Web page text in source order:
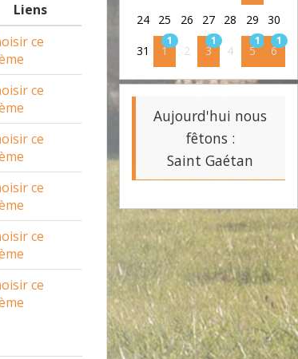
Liens
ce
ce
ce
ce
ce
ce
24 25 26 27 28 29 30
31 1
1
2 3
1
4 5
1
6
1
Aujourd'hui nous
fêtons :
Saint Gaétan